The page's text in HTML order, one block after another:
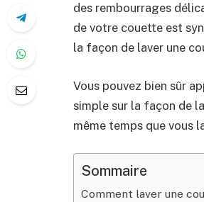
des rembourrages
de votre couette est
la façon de laver une
Vous pouvez bien sûr
simple sur la façon de
même temps que vous
Sommaire
Comment laver une